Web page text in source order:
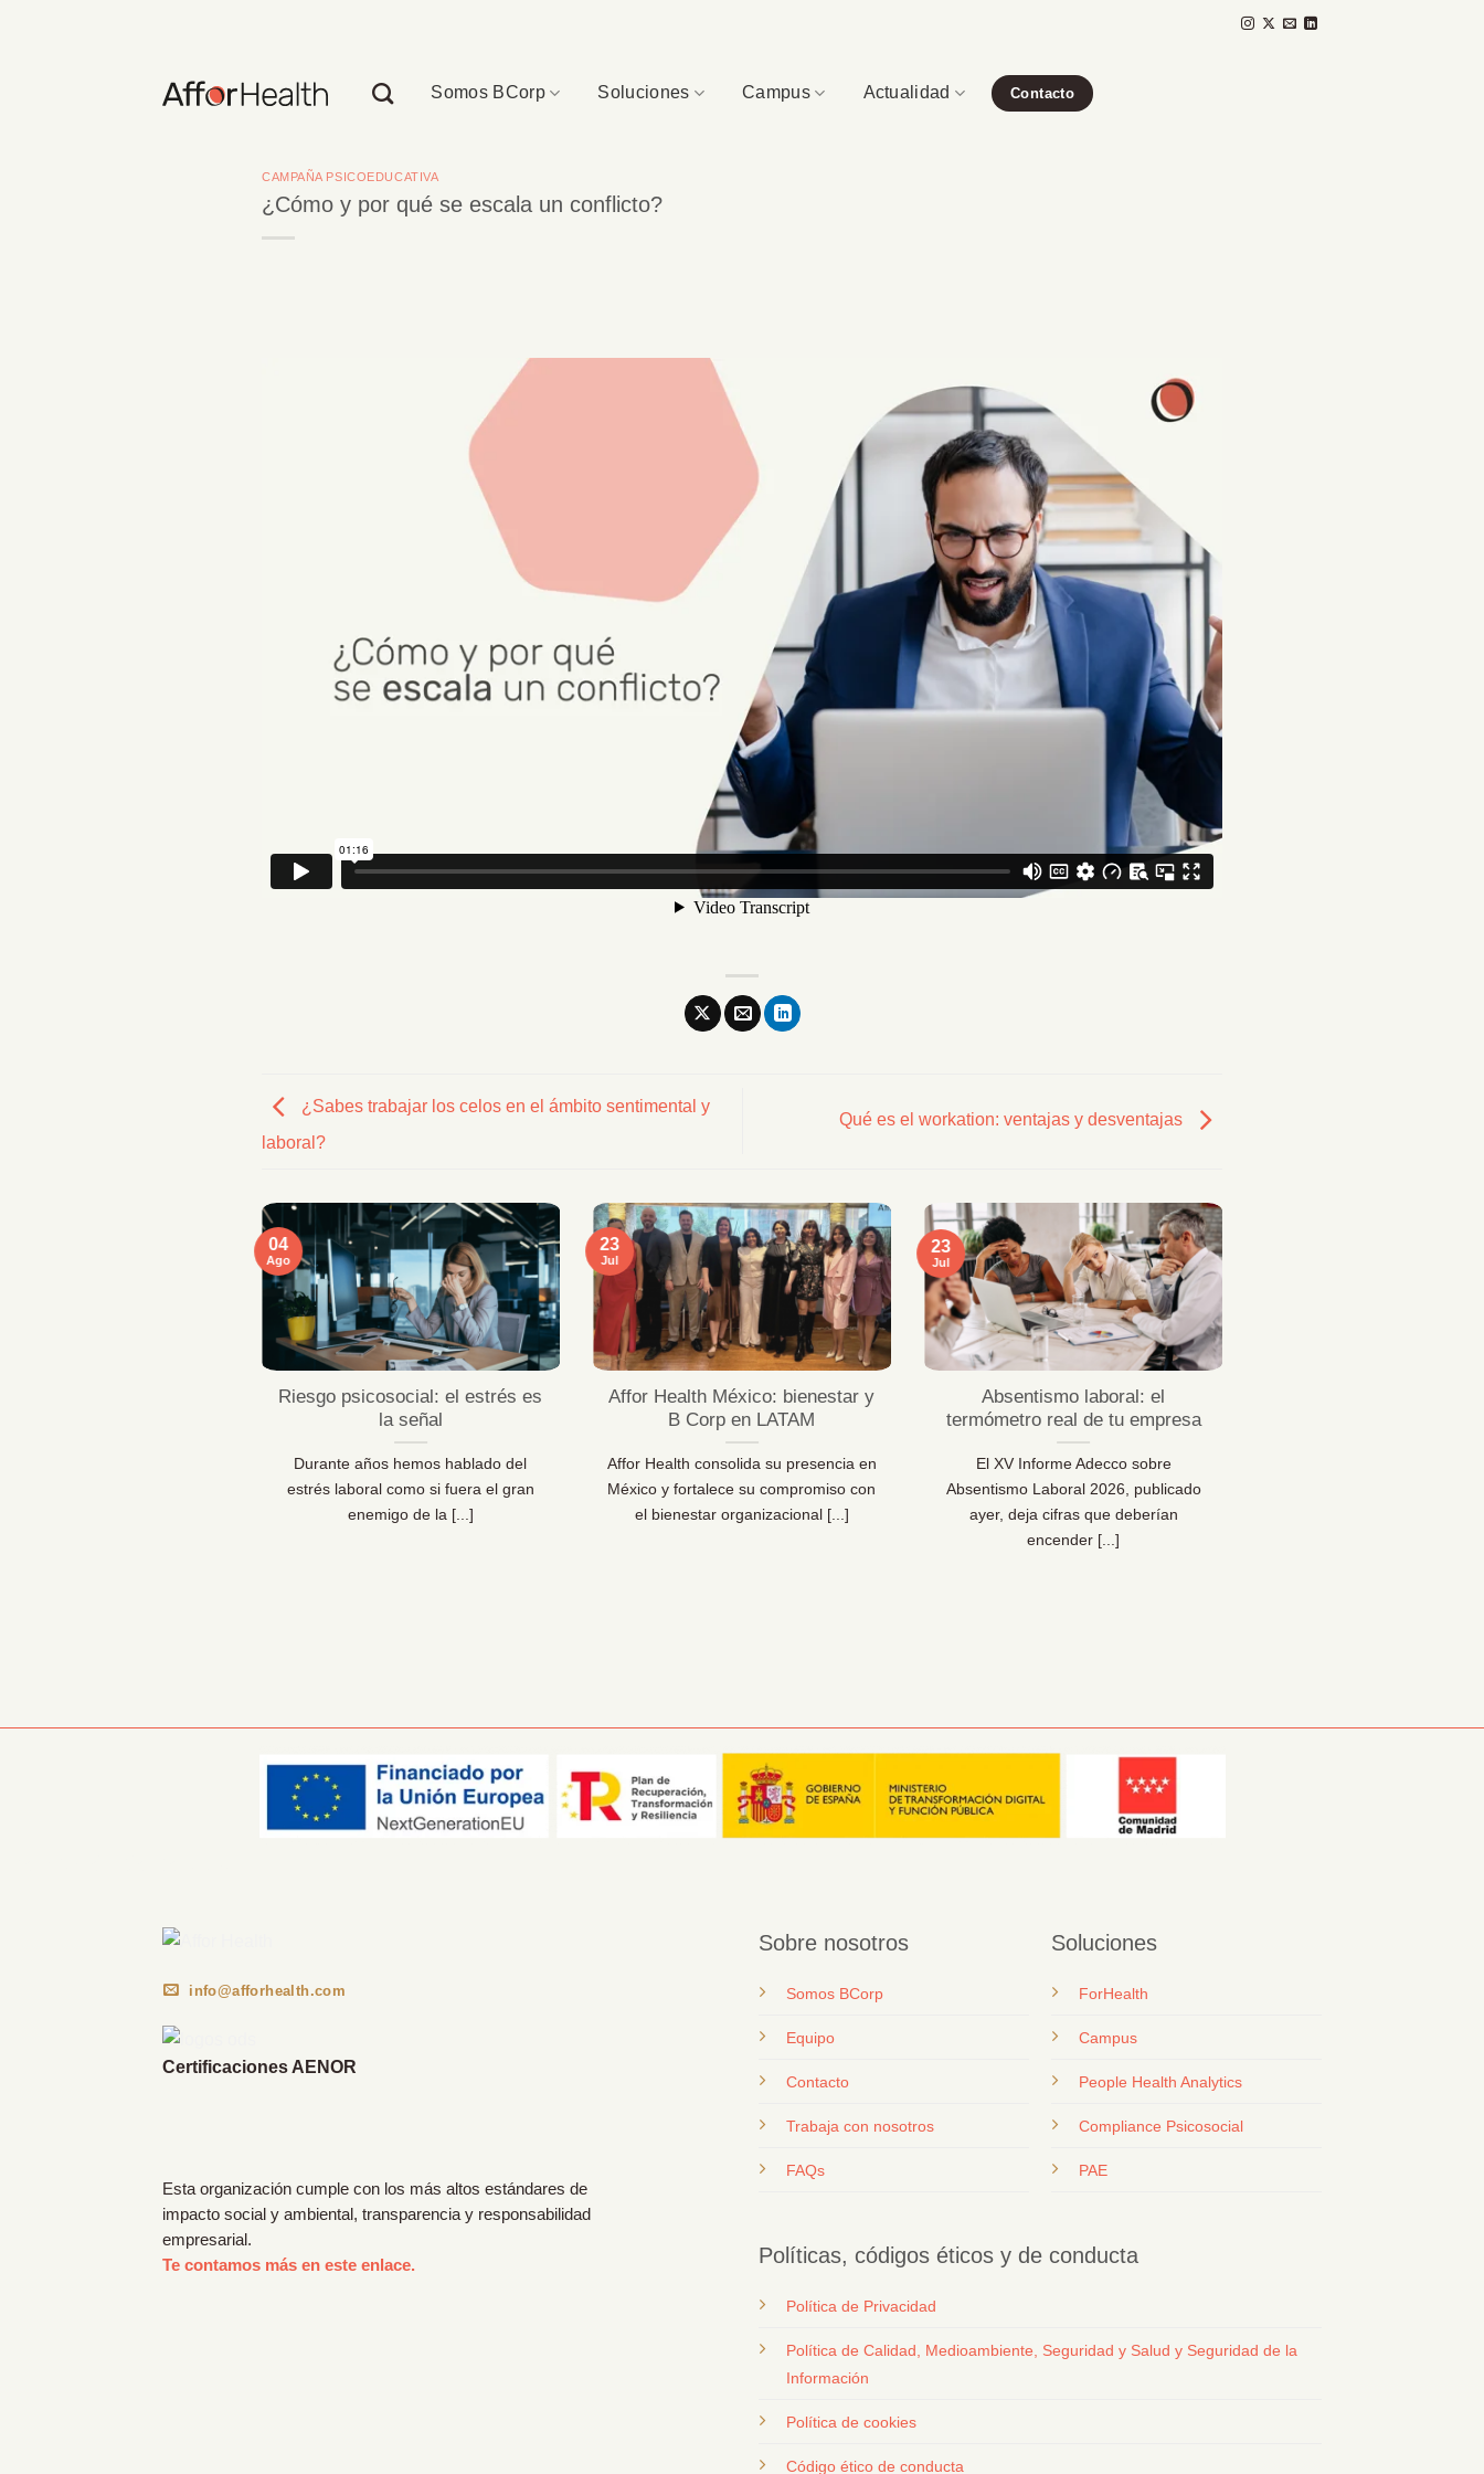
Somos BCorp
Soluciones Campus Actualidad Contacto
CAMPAÑA PSICOEDUCATIVA
¿Cómo y por qué se escala un conflicto?
¿Sabes trabajar los celos en el ámbito sentimental y
laboral?
Qué es el workation: ventajas y desventajas
Riesgo psicosocial: el estrés es
la señal
Durante años hemos hablado del
estrés laboral como si fuera el gran
enemigo de la [...]
04
Ago
Affor Health México: bienestar y
B Corp en LATAM
Affor Health consolida su presencia en
México y fortalece su compromiso con
el bienestar organizacional [...]
23
Jul
Absentismo laboral: el
termómetro real de tu empresa
El XV Informe Adecco sobre
Absentismo Laboral 2026, publicado
ayer, deja cifras que deberían
encender [...]
23
Jul
info@afforhealth.com
Certificaciones AENOR
Esta organización cumple con los más altos estándares de
impacto social y ambiental, transparencia y responsabilidad
empresarial.
Te contamos más en este enlace.
Sobre nosotros
Somos BCorp
Equipo
Contacto
Trabaja con nosotros
FAQs
Soluciones
ForHealth
Campus
People Health Analytics
Compliance Psicosocial
PAE
Políticas, códigos éticos y de conducta
Política de Privacidad
Política de Calidad, Medioambiente, Seguridad y Salud y Seguridad de la
Información
Política de cookies
Código ético de conducta